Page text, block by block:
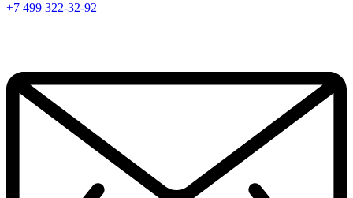
+7 499 322-32-92